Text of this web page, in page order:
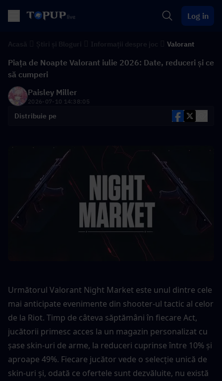
Log in
Valorant
Piața de Noapte Valorant iulie 2026: Date, reduceri și ce
să cumperi
Paisley Miller
2026-07-10 14:38:05
Distribuie pe
Următorul Valorant Night Market este unul dintre cele
mai anticipate evenimente din shooter-ul tactic al celor
de la Riot. Timp de câteva săptămâni în fiecare Act,
jucătorii primesc acces la un magazin personalizat cu
șase skin-uri de arme, la reduceri cuprinse între 10% și
aproape 49%. Fiecare jucător vede o selecție unică de
skin-uri și, odată ce ofertele sunt dezvăluite, nu există